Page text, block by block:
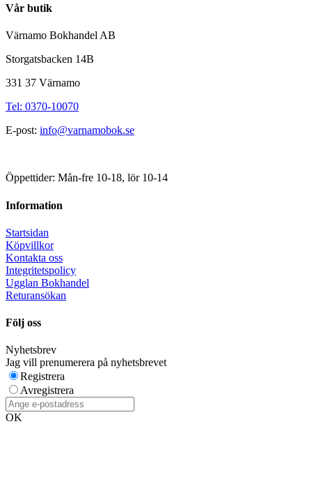
Vår butik
Värnamo Bokhandel AB
Storgatsbacken 14B
331 37 Värnamo
Tel: 0370-10070
E-post: info@varnamobok.se
Öppettider: Mån-fre 10-18, lör 10-14
Information
Startsidan
Köpvillkor
Kontakta oss
Integritetspolicy
Ugglan Bokhandel
Returansökan
Följ oss
Nyhetsbrev
Jag vill prenumerera på nyhetsbrevet
Registrera
Avregistrera
OK